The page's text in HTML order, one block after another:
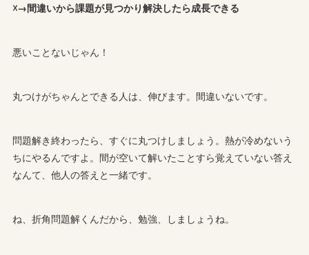
☓→間違いから課題が見つかり解決したら成長できる
悪いことないじゃん！
丸つけがちゃんとできる人は、伸びます。間違いないです。
問題解き終わったら、すぐに丸つけしましょう。熱が冷めないう
ちにやるんですよ。間が空いて解いたことすら覚えていない答え
なんて、他人の答えと一緒です。
ね、折角問題解くんだから、勉強、しましょうね。